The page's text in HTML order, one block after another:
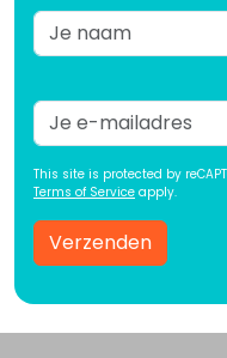
This site is protected by
Terms of Service apply.
Verzenden